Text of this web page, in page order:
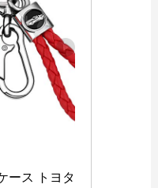
ース トヨタ